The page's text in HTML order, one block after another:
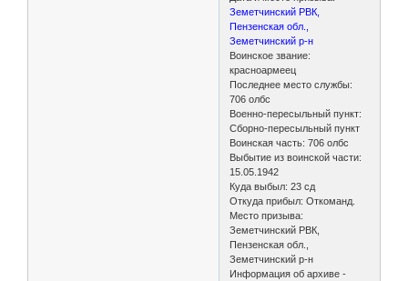
Земетчинский РВК,
Пензенская обл.,
Земетчинский р-н
Воинское звание:
красноармеец
Последнее место службы:
706 олбс
Военно-пересыльный пункт:
Сборно-пересыльный пункт
Воинская часть: 706 олбс
Выбытие из воинской части:
15.05.1942
Куда выбыл: 23 сд
Откуда прибыл: Откоманд.
Место призыва:
Земетчинский РВК,
Пензенская обл.,
Земетчинский р-н
Информация об архиве -